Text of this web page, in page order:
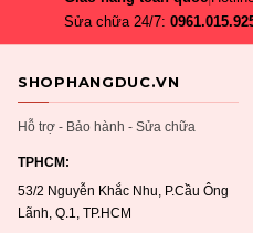
Sửa chữa 24/7:
SHOPHANGDUC.VN
Hỗ trợ - Bảo hành - Sửa chữa
TPHCM:
53/2 Nguyễn Khắc Nhu, P.Cầu Ông
Lãnh, Q.1, TP.HCM